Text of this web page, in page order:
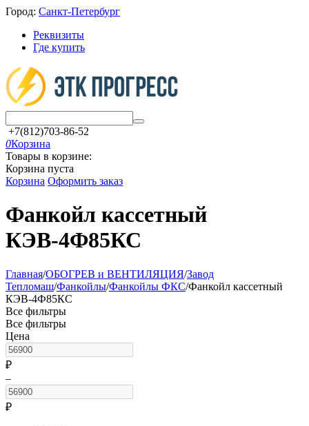
Город: Санкт-Петербург
Реквизиты
Где купить
+7(812)703-86-52
0Корзина
Товары в корзине:
Корзина пуста
Корзина Оформить заказ
Фанкойл кассетный
КЭВ-4Ф85КС
Главная/ОБОГРЕВ и ВЕНТИЛЯЦИЯ/Завод
Тепломаш/Фанкойлы/Фанкойлы ФКС/Фанкойл кассетный
КЭВ-4Ф85КС
Все фильтры
Все фильтры
Цена
₽
–
₽